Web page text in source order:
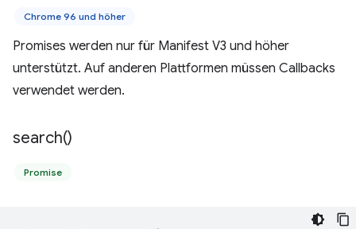
Chrome 96 und höher
Promises werden nur für Manifest V3 und höher
unterstützt. Auf anderen Plattformen müssen Callbacks
verwendet werden.
search()
Promise